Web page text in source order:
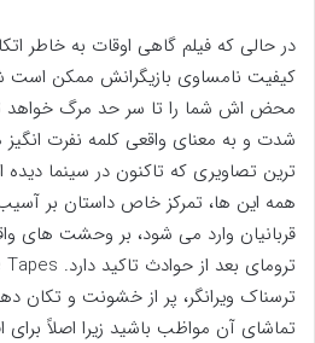
در حالی که فیلم گاهی اوقات به خاطر
کیفیت نامساوی بازیگرانش ممکن است
محض اش شما را تا سر حد مرگ خواهد
شدت و به معنای واقعی کلمه نفرت
ترین تصاویری که تاکنون در سینما دیده
همه این ها، تمرکز خاص داستان بر
قربانیان وارد می شود، بر وحشت های
ترسناک ویرانگر، پر از خشونت و تکان
تماشای آن مواظب باشید زیرا اصلاً برای